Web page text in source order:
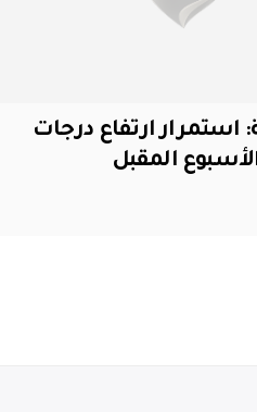
استمرار ارتفاع درجات
المقبل